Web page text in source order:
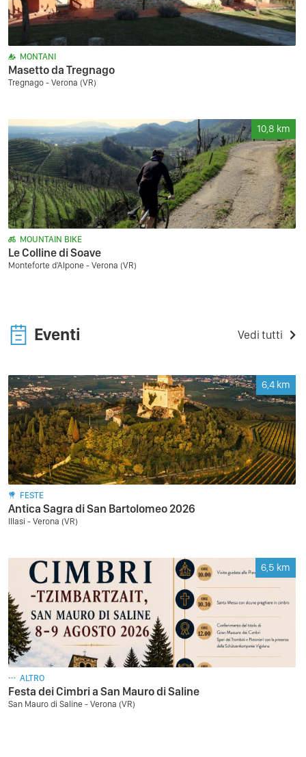
MONTANI
Masetto da Tregnago
Tregnago - Verona (VR)
10,8 km
MOUNTAIN BIKE
Le Colline di Soave
Monteforte d'Alpone - Verona (VR)
Eventi Vedi tutti
6,4 km
FESTE
Antica Sagra di San Bartolomeo 2026
Illasi - Verona (VR)
6,5 km
ALTRO
Festa dei Cimbri a San Mauro di Saline
San Mauro di Saline - Verona (VR)